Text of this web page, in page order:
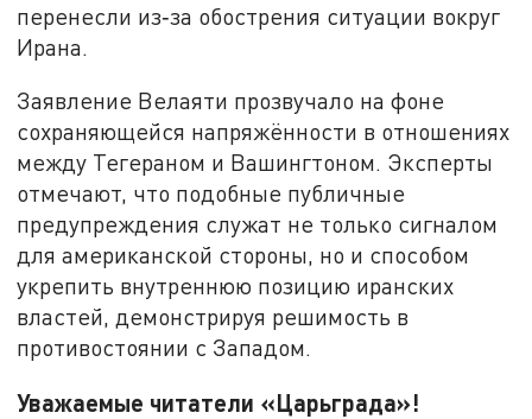
перенесли из‑за обострения ситуации вокруг
Ирана.
Заявление Велаяти прозвучало на фоне
сохраняющейся напряжённости в отношениях
между Тегераном и Вашингтоном. Эксперты
отмечают, что подобные публичные
предупреждения служат не только сигналом
для американской стороны, но и способом
укрепить внутреннюю позицию иранских
властей, демонстрируя решимость в
противостоянии с Западом.
Уважаемые читатели «Царьграда»!